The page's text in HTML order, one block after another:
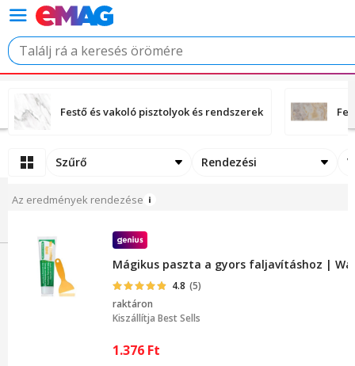
Festő és vakoló pisztolyok és rendszerek
Szűrő Rendezési
Az eredmények rendezése
Mágikus paszta a gyors faljavításhoz |
4.8 (5)
raktáron
Kiszállítja Best Sells
1.376 Ft